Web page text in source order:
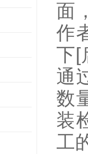
面
作
下[
通
数
装
工